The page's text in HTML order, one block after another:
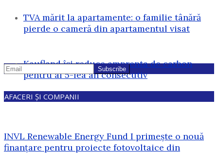
TVA mărit la apartamente: o familie tânără
pierde o cameră din apartamentul visat
Kaufland își reduce amprenta de carbon
pentru al 5-lea an consecutiv
AFACERI ȘI COMPANII
INVL Renewable Energy Fund I primește o nouă
finanțare pentru proiecte fotovoltaice din